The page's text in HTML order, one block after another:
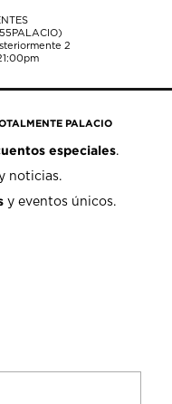
2
PALACIO
especiales.
noticias.
y eventos únicos.